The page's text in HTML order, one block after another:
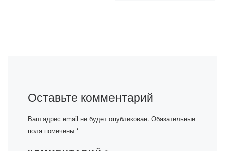
Оставьте комментарий
Ваш адрес email не будет опубликован. Обязательные
поля помечены *